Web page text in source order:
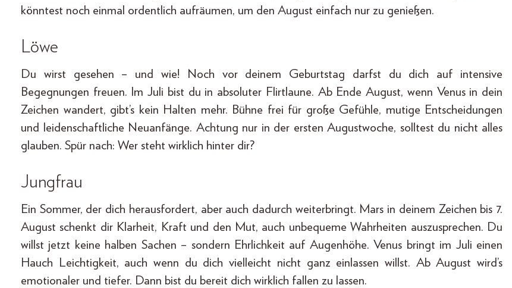
könntest noch einmal ordentlich aufräumen, um den August einfach nur zu genießen.
Löwe
Du wirst gesehen – und wie! Noch vor deinem Geburtstag darfst du dich auf intensive
Begegnungen freuen. Im Juli bist du in absoluter Flirtlaune. Ab Ende August, wenn Venus in dein
Zeichen wandert, gibt’s kein Halten mehr. Bühne frei für große Gefühle, mutige Entscheidungen
und leidenschaftliche Neuanfänge. Achtung nur in der ersten Augustwoche, solltest du nicht alles
glauben. Spür nach: Wer steht wirklich hinter dir?
Jungfrau
Ein Sommer, der dich herausfordert, aber auch dadurch weiterbringt. Mars in deinem Zeichen bis 7.
August schenkt dir Klarheit, Kraft und den Mut, auch unbequeme Wahrheiten auszusprechen. Du
willst jetzt keine halben Sachen – sondern Ehrlichkeit auf Augenhöhe. Venus bringt im Juli einen
Hauch Leichtigkeit, auch wenn du dich vielleicht nicht ganz einlassen willst. Ab August wird’s
emotionaler und tiefer. Dann bist du bereit dich wirklich fallen zu lassen.